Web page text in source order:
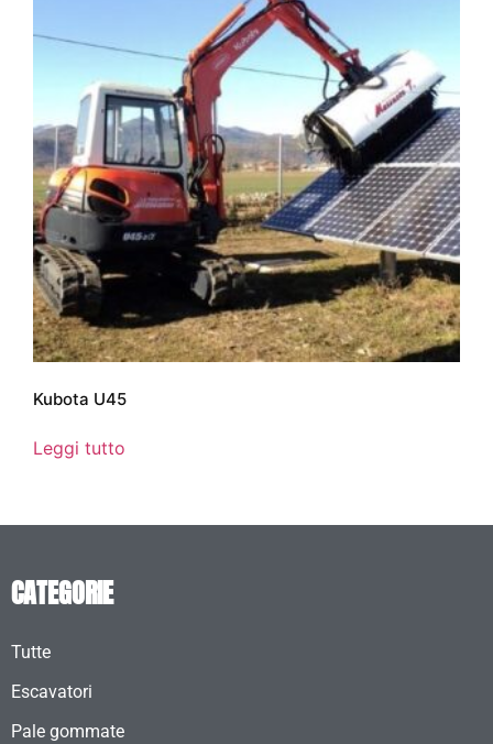
Kubota U45
Leggi tutto
CATEGORIE
Tutte
Escavatori
Pale gommate